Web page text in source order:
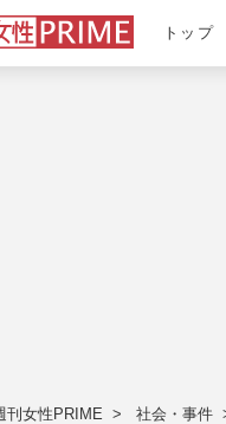
トップ
刊女性PRIME 社会・事件